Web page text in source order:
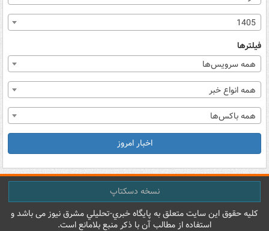
1405
فیلترها
همه سرویس‌ها
همه انواع خبر
همه باکس‌ها
اخبار امروز
نسخه دسکتاپ
کليه حقوق اين سايت متعلق به پایگاه خبري-تحليلي مشرق نيوز می باشد و
استفاده از مطالب آن با ذکر منبع بلامانع است.